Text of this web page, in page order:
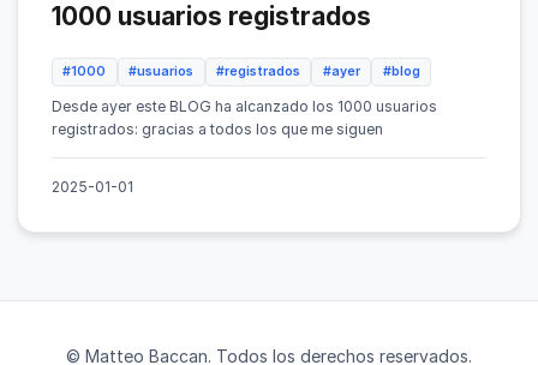
1000 usuarios registrados
#1000 #usuarios #registrados #ayer #blog
Desde ayer este BLOG ha alcanzado los 1000 usuarios
registrados: gracias a todos los que me siguen
2025-01-01
© Matteo Baccan. Todos los derechos reservados.